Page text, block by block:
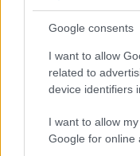
Google consents
I want to allow
related to
device identifiers
I want to allow
Google for online
Gyárleállításokkal
tehermentesíti a
STRABAG